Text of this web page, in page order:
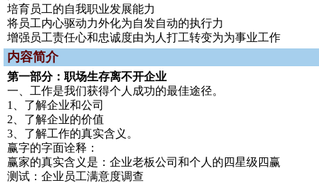
培育员工的自我职业发展能力
将员工内心驱动力外化为自发自动的执行力
增强员工责任心和忠诚度由为人打工转变为为事业工作
内容简介
第一部分：职场生存离不开企业
一、工作是我们获得个人成功的最佳途径。
1、了解企业和公司
2、了解企业的价值
3、了解工作的真实含义。
赢字的字面诠释：
赢家的真实含义是：企业老板公司和个人的四星级四赢
测试：企业员工满意度调查